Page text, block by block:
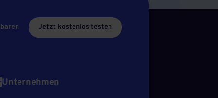
Jetzt kostenlos testen
Unternehmen